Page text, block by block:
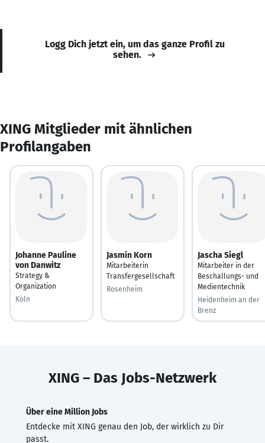
Logg Dich jetzt ein, um das ganze Profil zu
sehen.
XING Mitglieder mit ähnlichen
Profilangaben
Johanne Pauline
von Danwitz
Strategy &
Organization
Köln
Jasmin Korn
Mitarbeiterin
Transfergesellschaft
Rosenheim
Jascha Siegl
Mitarbeiter in der
Beschallungs- und
Medientechnik
Heidenheim an der
Brenz
XING – Das Jobs-Netzwerk
Über eine Million Jobs
Entdecke mit XING genau den Job, der wirklich zu Dir
passt.